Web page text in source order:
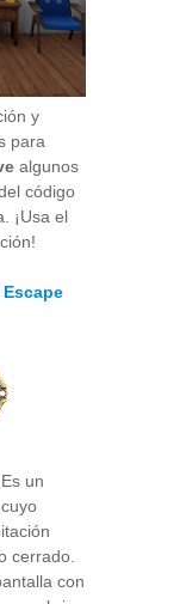
y
para
algunos
código
¡Usa el
Es un
cerrado.
con